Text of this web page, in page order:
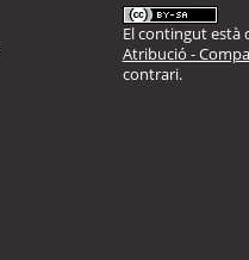
El contingut està
Atribució -
contrari.